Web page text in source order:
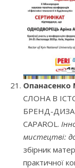
Опанасенко
СЛОНА В
БРЕНД-
CAPAROL.
мистецтві:
збірник
практичної